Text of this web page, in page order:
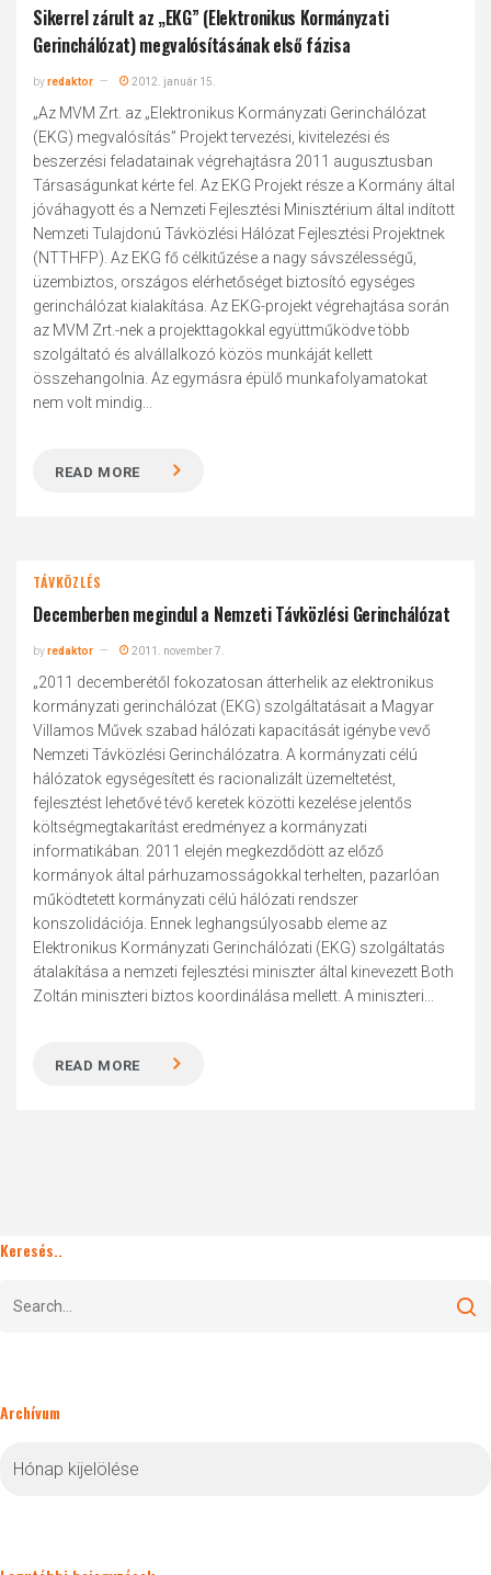
Sikerrel zárult az „EKG” (Elektronikus Kormányzati
Gerinchálózat) megvalósításának első fázisa
byredaktor 2012. január 15.
„Az MVM Zrt. az „Elektronikus Kormányzati Gerinchálózat
(EKG) megvalósítás” Projekt tervezési, kivitelezési és
beszerzési feladatainak végrehajtásra 2011 augusztusban
Társaságunkat kérte fel. Az EKG Projekt része a Kormány által
jóváhagyott és a Nemzeti Fejlesztési Minisztérium által indított
Nemzeti Tulajdonú Távközlési Hálózat Fejlesztési Projektnek
(NTTHFP). Az EKG fő célkitűzése a nagy sávszélességű,
üzembiztos, országos elérhetőséget biztosító egységes
gerinchálózat kialakítása. Az EKG-projekt végrehajtása során
az MVM Zrt.-nek a projekttagokkal együttműködve több
szolgáltató és alvállalkozó közös munkáját kellett
összehangolnia. Az egymásra épülő munkafolyamatokat
nem volt mindig...
READ MORE
TÁVKÖZLÉS
Decemberben megindul a Nemzeti Távközlési Gerinchálózat
byredaktor 2011. november 7.
„2011 decemberétől fokozatosan átterhelik az elektronikus
kormányzati gerinchálózat (EKG) szolgáltatásait a Magyar
Villamos Művek szabad hálózati kapacitását igénybe vevő
Nemzeti Távközlési Gerinchálózatra. A kormányzati célú
hálózatok egységesített és racionalizált üzemeltetést,
fejlesztést lehetővé tévő keretek közötti kezelése jelentős
költségmegtakarítást eredményez a kormányzati
informatikában. 2011 elején megkezdődött az előző
kormányok által párhuzamosságokkal terhelten, pazarlóan
működtetett kormányzati célú hálózati rendszer
konszolidációja. Ennek leghangsúlyosabb eleme az
Elektronikus Kormányzati Gerinchálózati (EKG) szolgáltatás
átalakítása a nemzeti fejlesztési miniszter által kinevezett Both
Zoltán miniszteri biztos koordinálása mellett. A miniszteri...
READ MORE
Keresés..
Archívum